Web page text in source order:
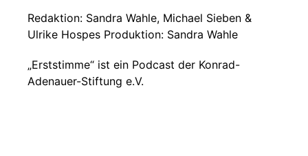
Redaktion: Sandra Wahle, Michael Sieben &
Ulrike Hospes Produktion: Sandra Wahle
„Erststimme“ ist ein Podcast der Konrad-
Adenauer-Stiftung e.V.